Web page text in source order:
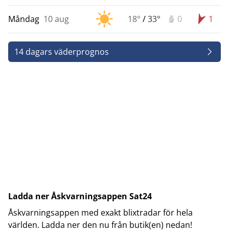
Måndag 10 aug 18° /33° 0 1
14 dagars väderprognos
Ladda ner Åskvarningsappen Sat24
Åskvarningsappen med exakt blixtradar för hela
världen. Ladda ner den nu från butik(en) nedan!